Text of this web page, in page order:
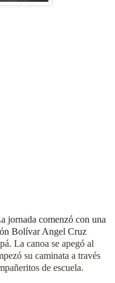
jornada comenzó con una
Bolívar Angel Cruz
La canoa se apegó al
su caminata a través
de escuela.